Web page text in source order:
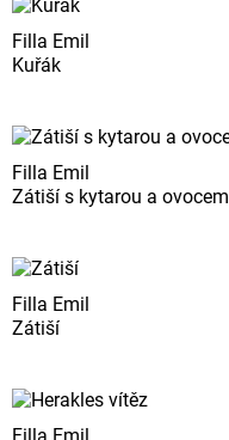
Filla Emil
Kuřák
Filla Emil
Zátiší s kytarou a ovocem
Filla Emil
Zátiší